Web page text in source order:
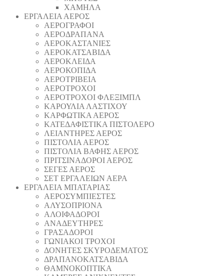
ΧΑΜΗΛΑ
ΕΡΓΑΛΕΙΑ ΑΕΡΟΣ
ΑΕΡΟΓΡΑΦΟΙ
ΑΕΡΟΔΡΑΠΑΝA
ΑΕΡΟΚΑΣΤΑΝΙΕΣ
ΑΕΡΟΚΑΤΣΑΒΙΔΑ
ΑΕΡΟΚΛΕΙΔΑ
ΑΕΡΟΚΟΠΙΔΑ
ΑΕΡΟΤΡΙΒΕΙΑ
ΑΕΡΟΤΡΟΧΟΙ
ΑΕΡΟΤΡΟΧΟΙ ΦΛΕΞΙΜΠΛ
ΚΑΡΟΥΛΙΑ ΛΑΣΤΙΧΟΥ
ΚΑΡΦΩΤΙΚΑ ΑΕΡΟΣ
ΚΑΤΕΔΑΦΙΣΤΙΚΑ ΠΙΣΤΟΛΕΡΟ
ΛΕΙΑΝΤΗΡΕΣ ΑΕΡΟΣ
ΠΙΣΤΟΛΙΑ ΑΕΡΟΣ
ΠΙΣΤΟΛΙΑ ΒΑΦΗΣ ΑΕΡΟΣ
ΠΡΙΤΣΙΝΑΔΟΡΟΙ ΑΕΡΟΣ
ΣΕΓΕΣ ΑΕΡΟΣ
ΣΕΤ ΕΡΓΑΛΕΙΩΝ ΑΕΡΑ
ΕΡΓΑΛΕΙΑ ΜΠΑΤΑΡΙΑΣ
AEΡΟΣΥΜΠΙΕΣΤΕΣ
AΛΥΣΟΠΡΙΟΝΑ
ΑΛΟΙΦΑΔOΡΟI
ΑΝΑΔΕΥΤΗΡΕΣ
ΓΡΑΣΑΔΟΡΟΙ
ΓΩΝΙΑΚΟΙ ΤΡΟΧΟΙ
ΔΟΝΗΤΕΣ ΣΚΥΡΟΔΕΜΑΤΟΣ
ΔΡΑΠΑΝΟΚΑΤΣΑΒΙΔΑ
ΘAΜΝΟΚΟΠΤΙΚΑ